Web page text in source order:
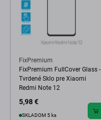
FixPremium
FixPremium FullCover Glass -
Tvrdené Sklo pre Xiaomi
Redmi Note 12
5,98 €
SKLADOM 5 ks